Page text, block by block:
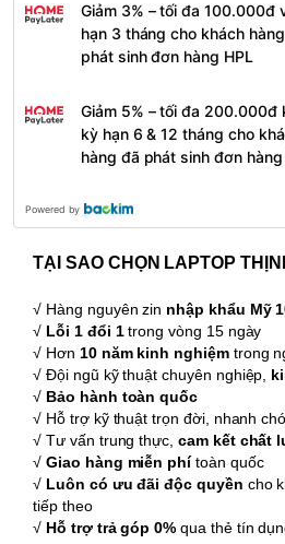
Giảm 3% – tối đa 100.000đ
hạn 3 tháng cho khách
phát sinh đơn hàng HPL
Giảm 5% – tối đa 200.000đ
kỳ hạn 6 & 12 tháng cho
hàng đã phát sinh đơn hàng
Powered by
TẠI SAO CHỌN LAPTOP
√ Hàng nguyên zin nhập khẩu Mỹ
√ Lỗi 1 đổi 1trong vòng 15 ngày
√ Hơn 10 năm kinh nghiệm trong
√ Đội ngũ kỹ thuật chuyên nghiệp,
√ Bảo hành toàn quốc
√ Hỗ trợ kỹ thuật trọn đời, nhanh
√ Tư vấn trung thực,cam kết chất
√Giao hàng miễn phítoàn quốc
√ Luôn có ưu đãi độc quyền cho
tiếp theo
√ Hỗ trợ trả góp 0% qua thẻ tín